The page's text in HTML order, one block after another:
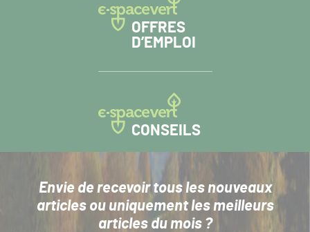
OFFRES
D’EMPLOI
CONSEILS
Envie de recevoir tous les nouveaux
articlesou uniquement les meilleurs
articles du mois ?